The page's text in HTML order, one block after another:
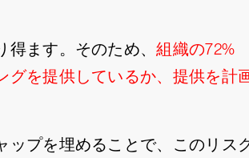
得ます。そのため、組織の72%
グを提供しているか、提供を計
プを埋めることで、このリス